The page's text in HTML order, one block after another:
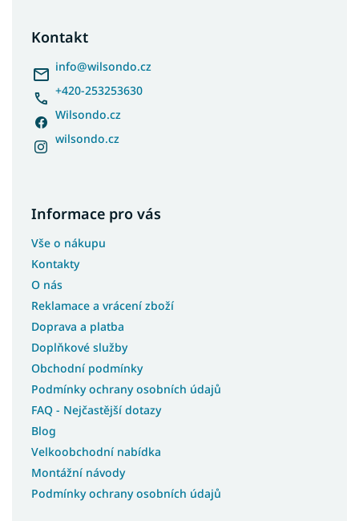
Kontakt
info@wilsondo.cz
+420-253253630
Wilsondo.cz
wilsondo.cz
Informace pro vás
Vše o nákupu
Kontakty
O nás
Reklamace a vrácení zboží
Doprava a platba
Doplňkové služby
Obchodní podmínky
Podmínky ochrany osobních údajů
FAQ - Nejčastější dotazy
Blog
Velkoobchodní nabídka
Montážní návody
Podmínky ochrany osobních údajů